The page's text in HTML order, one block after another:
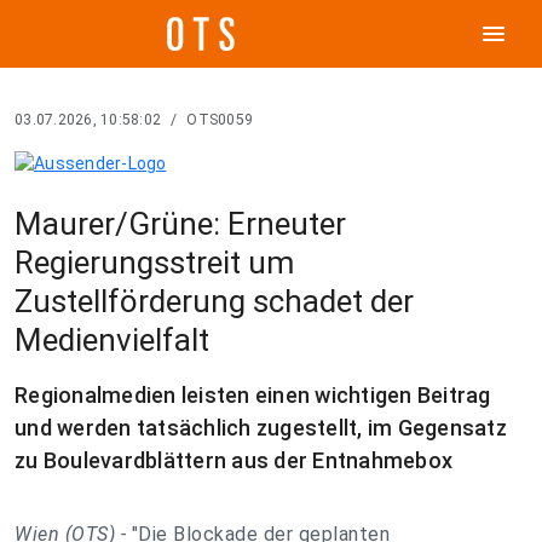
menu
03.07.2026, 10:58:02 / OTS0059
Maurer/Grüne: Erneuter
Regierungsstreit um
Zustellförderung schadet der
Medienvielfalt
Regionalmedien leisten einen wichtigen Beitrag
und werden tatsächlich zugestellt, im Gegensatz
zu Boulevardblättern aus der Entnahmebox
Wien (OTS) - "Die Blockade der geplanten